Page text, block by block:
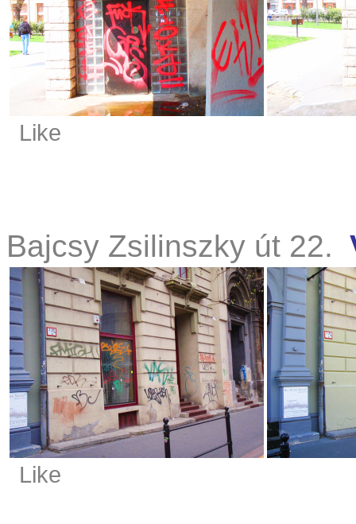
Like
Bajcsy Zsilinszky út 22.
Like